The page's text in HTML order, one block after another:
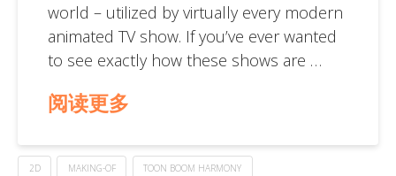
world – utilized by virtually every modern
animated TV show. If you’ve ever wanted
to see exactly how these shows are …
阅读更多
2D MAKING-OF TOON BOOM HARMONY